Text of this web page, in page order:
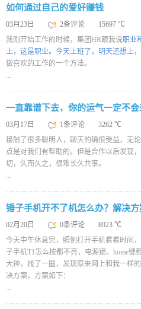
如何通过自己的爱好赚钱
03月23日 2条评论
15697 ℃
我刚开始工作的时候，集团HR跟我说职业
上，这是职业。今天上班了，明天还想上，
做喜欢的工作的一个方法。
...
一直靠谱下去，你的运气一定不会
03月17日 1条评论
3262 ℃
接触了很多聪明人，聊天的确很受益，无
点是对我们有帮助的。但是合作以后发现
切，久而久之，很难长久共事。
...
锤子手机开不了机怎么办？解决方
02月20日 0条评论
8923 ℃
今天中午休息完，照例打开手机看看时间
子手机T1怎么按都不亮，电源键、home键
大神，找了一圈，发现原来网上和我一样
决方案，方案如下：
...